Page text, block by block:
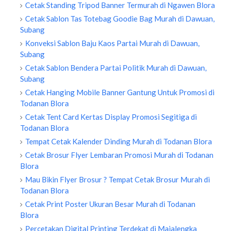
Cetak Standing Tripod Banner Termurah di Ngawen Blora
Cetak Sablon Tas Totebag Goodie Bag Murah di Dawuan,
Subang
Konveksi Sablon Baju Kaos Partai Murah di Dawuan,
Subang
Cetak Sablon Bendera Partai Politik Murah di Dawuan,
Subang
Cetak Hanging Mobile Banner Gantung Untuk Promosi di
Todanan Blora
Cetak Tent Card Kertas Display Promosi Segitiga di
Todanan Blora
Tempat Cetak Kalender Dinding Murah di Todanan Blora
Cetak Brosur Flyer Lembaran Promosi Murah di Todanan
Blora
Mau Bikin Flyer Brosur ? Tempat Cetak Brosur Murah di
Todanan Blora
Cetak Print Poster Ukuran Besar Murah di Todanan
Blora
Percetakan Digital Printing Terdekat di Majalengka